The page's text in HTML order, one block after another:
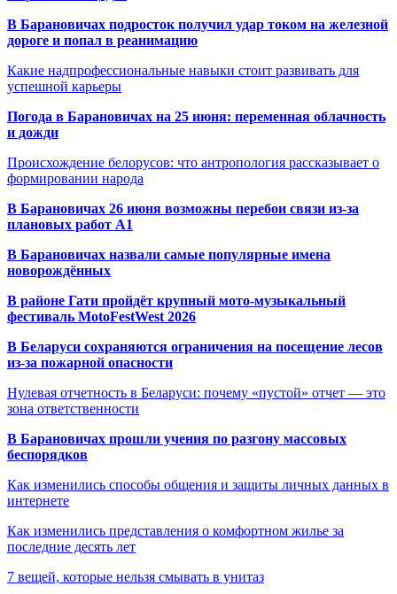
В Барановичах подросток получил удар током на железной
дороге и попал в реанимацию
Какие надпрофессиональные навыки стоит развивать для
успешной карьеры
Погода в Барановичах на 25 июня: переменная облачность
и дожди
Происхождение белорусов: что антропология рассказывает о
формировании народа
В Барановичах 26 июня возможны перебои связи из-за
плановых работ A1
В Барановичах назвали самые популярные имена
новорождённых
В районе Гати пройдёт крупный мото-музыкальный
фестиваль MotoFestWest 2026
В Беларуси сохраняются ограничения на посещение лесов
из-за пожарной опасности
Нулевая отчетность в Беларуси: почему «пустой» отчет — это
зона ответственности
В Барановичах прошли учения по разгону массовых
беспорядков
Как изменились способы общения и защиты личных данных в
интернете
Как изменились представления о комфортном жилье за
последние десять лет
7 вещей, которые нельзя смывать в унитаз